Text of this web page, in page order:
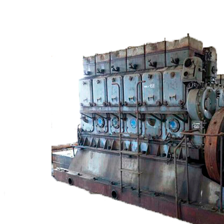
Фильтрующие элементы гидравлических фильтров
Фильтры гидравлические ФГС в сборе
Электродвигатели